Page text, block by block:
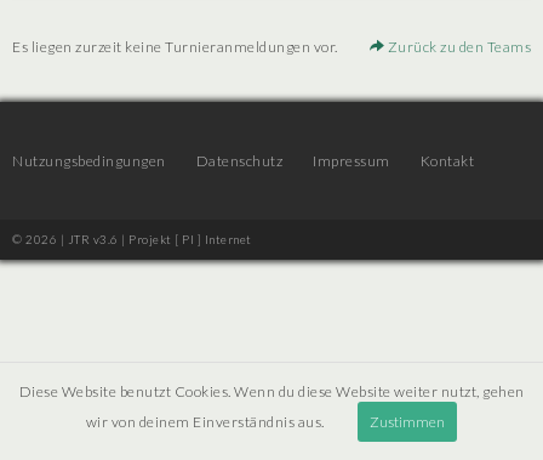
Es liegen zurzeit keine Turnieranmeldungen vor. Zurück zu den Teams
Nutzungsbedingungen Datenschutz Impressum Kontakt
© 2026 | JTR v3.6 | Projekt [ PI ] Internet
Diese Website benutzt Cookies. Wenn du diese Website weiter nutzt, gehen
wir von deinem Einverständnis aus.
Zustimmen